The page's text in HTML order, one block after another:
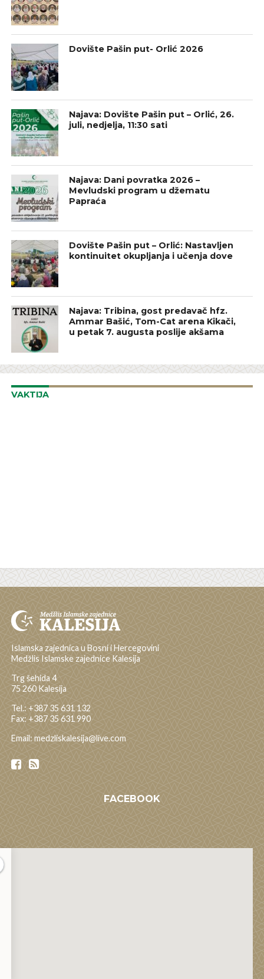
Dovište Pašin put- Orlić 2026
Najava: Dovište Pašin put – Orlić, 26.
juli, nedjelja, 11:30 sati
Najava: Dani povratka 2026 –
Mevludski program u džematu
Papraća
Dovište Pašin put – Orlić: Nastavljen
kontinuitet okupljanja i učenja dove
Najava: Tribina, gost predavač hfz.
Ammar Bašić, Tom-Cat arena Kikači,
u petak 7. augusta poslije akšama
VAKTIJA
Islamska zajednica u Bosni i Hercegovini
Medžlis Islamske zajednice Kalesija
Trg šehida 4
75 260 Kalesija
Tel.: +387 35 631 132
Fax: +387 35 631 990
Email: medzliskalesija@live.com
FACEBOOK